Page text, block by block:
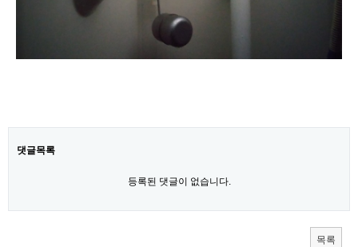
사진첩
댓글목록
등록된 댓글이 없습니다.
목록